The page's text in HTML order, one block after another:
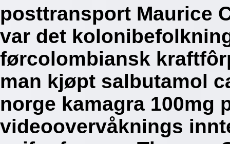
posttransport Maurice
var det
førcolombiansk
man kjøpt salbutamol
norge kamagra 100mg
videoovervåknings